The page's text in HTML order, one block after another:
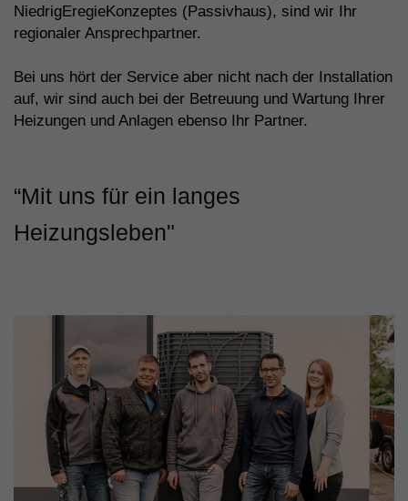
NiedrigEregieKonzeptes (Passivhaus), sind wir Ihr
regionaler Ansprechpartner.
Bei uns hört der Service aber nicht nach der Installation
auf, wir sind auch bei der Betreuung und Wartung Ihrer
Heizungen und Anlagen ebenso Ihr Partner.
“Mit uns für ein langes
Heizungsleben"